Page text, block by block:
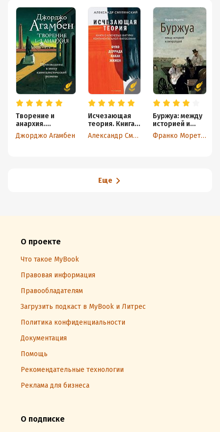
Творение и
анархия.
Произведение в
эпоху
Джорджо Агамбен
Исчезающая
теория. Книга
о ключевых
фигурах
Александр Смулянский
Буржуа: между
историей и
литературой
Франко Моретти
Еще
О проекте
Что такое MyBook
Правовая информация
Правообладателям
Загрузить подкаст в MyBook и Литрес
Политика конфиденциальности
Документация
Помощь
Рекомендательные технологии
Реклама для бизнеса
О подписке